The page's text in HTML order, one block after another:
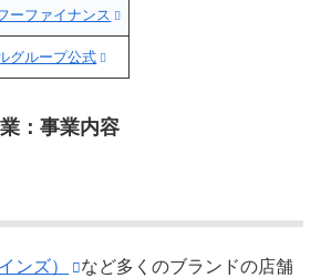
ーファイナンス
グループ公式
：事業内容
ンズ）
など多くのブランドの店舗